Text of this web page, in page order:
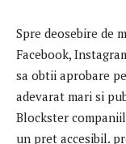
Spre deosebire de
Facebook,
sa obtii aprobare
adevarat mari si
Blockster
un pret accesibil.